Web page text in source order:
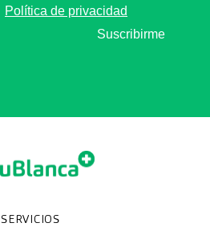
Política de privacidad
Suscribirme
SERVICIOS